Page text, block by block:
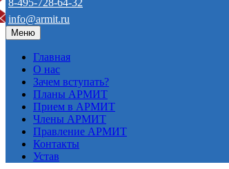
8-495-728-64-32
info@armit.ru
Меню
Главная
О нас
Зачем вступать?
Планы АРМИТ
Прием в АРМИТ
Члены АРМИТ
Правление АРМИТ
Контакты
Устав